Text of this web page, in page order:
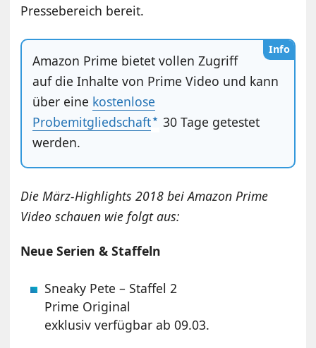
Pressebereich bereit.
Info
Amazon Prime bietet vollen Zugriff
auf die Inhalte von Prime Video und kann
über eine kostenlose
Probemitgliedschaft
30 Tage getestet
werden.
Die März-Highlights 2018 bei Amazon Prime
Video schauen wie folgt aus:
Neue Serien & Staffeln
Sneaky Pete – Staffel 2
Prime Original
exklusiv verfügbar ab 09.03.